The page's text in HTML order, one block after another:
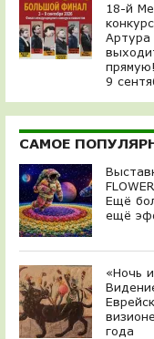
18-й
Артура
9
САМОЕ
Ещё
ещё
«Ночь
года